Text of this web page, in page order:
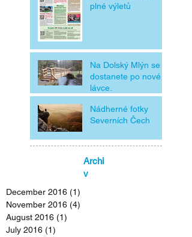
Archi
v
plné výletů
Na Dolský Mlýn se
dostanete po nové
lávce.
Nádherné fotky
Severních Čech
December 2016 (1)
November 2016 (4)
August 2016 (1)
July 2016 (1)